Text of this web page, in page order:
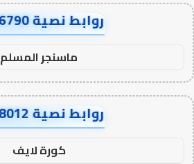
روابط نصية AA26790
ماسنجر المسلم
روابط نصية AA18012
كورة لايف